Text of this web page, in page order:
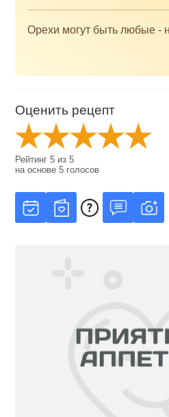
Орехи могут быть любые -
Оценить рецепт
Рейтинг5 из5
на основе5 голосов